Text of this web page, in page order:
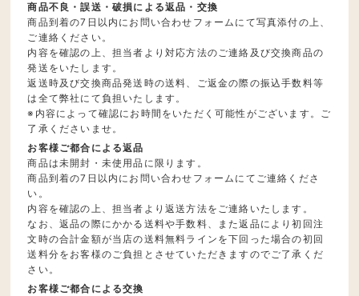
商品不良・誤送・破損による返品・交換
商品到着の7日以内にお問い合わせフォームにて写真添付の上、
ご連絡ください。
内容を確認の上、担当者より対応方法のご連絡及び交換商品の
発送をいたします。
返送時及び交換商品発送時の送料、ご返金の際の振込手数料等
は全て弊社にて負担いたします。
※内容によって確認にお時間をいただく可能性がございます。ご
了承くださいませ。
お客様ご都合による返品
商品は未開封・未使用品に限ります。
商品到着の7日以内にお問い合わせフォームにてご連絡くださ
い。
内容を確認の上、担当者より返送方法をご連絡いたします。
なお、返品の際にかかる送料や手数料、また返品により初回注
文時の合計金額が当店の送料無料ラインを下回った場合の初回
送料分をお客様のご負担とさせていただきますのでご了承くだ
さい。
お客様ご都合による交換